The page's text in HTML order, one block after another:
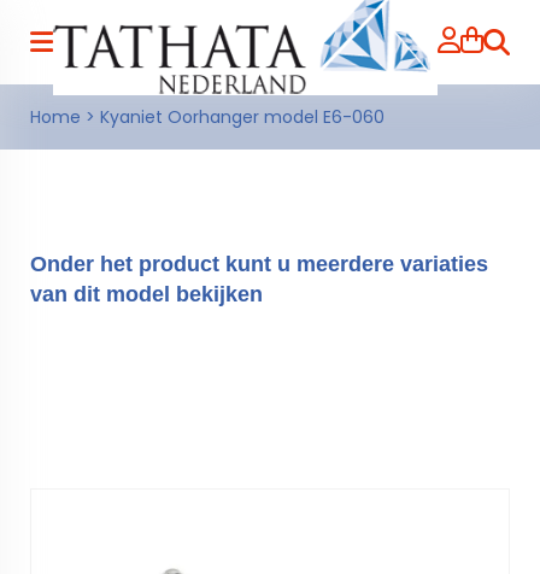
Home > Kyaniet Oorhanger model E6-060
Onder het product kunt u meerdere variaties
van dit model bekijken